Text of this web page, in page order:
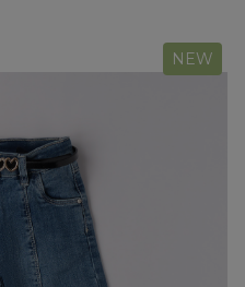
NEW